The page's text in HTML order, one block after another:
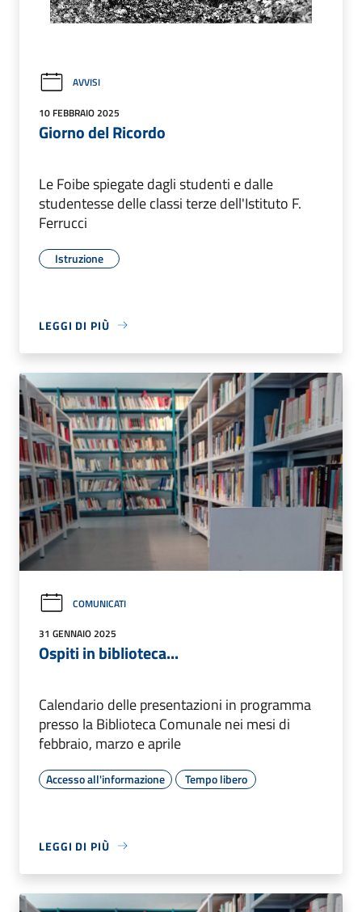
AVVISI
10 FEBBRAIO 2025
Giorno del Ricordo
Le Foibe spiegate dagli studenti e dalle
studentesse delle classi terze dell'Istituto F.
Ferrucci
Istruzione
LEGGI DI PIÙ
COMUNICATI
31 GENNAIO 2025
Ospiti in biblioteca...
Calendario delle presentazioni in programma
presso la Biblioteca Comunale nei mesi di
febbraio, marzo e aprile
Accesso all'informazione Tempo libero
LEGGI DI PIÙ